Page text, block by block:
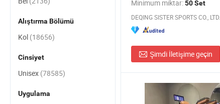
Minimum miktar:50 Set
DEQING SISTER SPORTS CO., LTD.
Şimdi İletişime geçin
Alıştırma Bölümü
Kol (18656)
Cinsiyet
Unisex (78585)
Uygulama